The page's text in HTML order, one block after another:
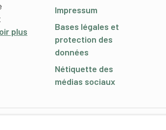
plus
Impressum
Bases légales et
protection des
données
Nétiquette des
médias sociaux